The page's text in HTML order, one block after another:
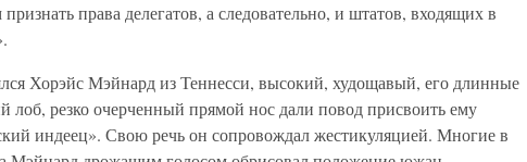
права делегатов, а следовательно, и штатов, входящих в
Хорэйс Мэйнард из Теннесси, высокий, худощавый, его длинные
лоб, резко очерченный прямой нос дали повод присвоить ему
индеец». Свою речь он сопровождал жестикуляцией. Многие в